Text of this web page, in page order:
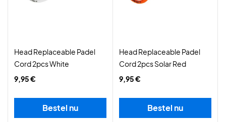
Head Replaceable Padel
Cord 2pcs White
9,95 €
Bestel nu
Head Replaceable Padel
Cord 2pcs Solar Red
9,95 €
Bestel nu